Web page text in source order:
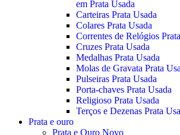
em Prata Usada
Carteiras Prata Usada
Colares Prata Usada
Correntes de Relógios
Cruzes Prata Usada
Medalhas Prata Usada
Molas de Gravata Prata
Pulseiras Prata Usada
Porta-chaves Prata Usada
Religioso Prata Usada
Terços e Dezenas Prata
Prata e ouro
Prata e Ouro Novo